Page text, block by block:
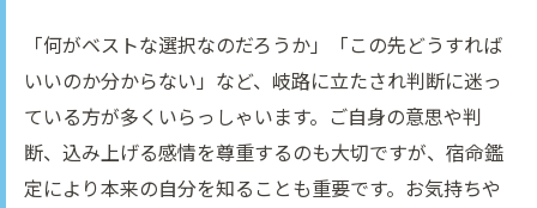
「何がベストな選択なのだろうか」「この先どうすれば
いいのか分からない」など、岐路に立たされ判断に迷っ
ている方が多くいらっしゃいます。ご自身の意思や判
断、込み上げる感情を尊重するのも大切ですが、宿命鑑
定により本来の自分を知ることも重要です。お気持ちや